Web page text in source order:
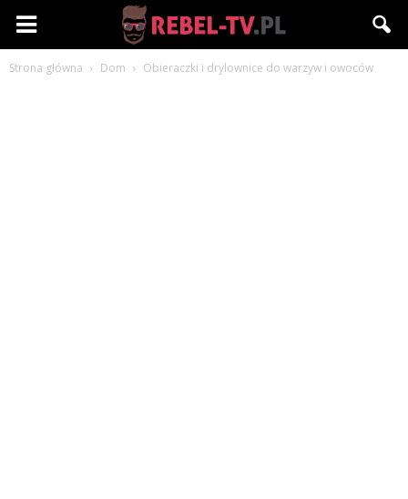
Rebel-
Strona główna Dom Obieraczki i drylownice do warzyw i owoców